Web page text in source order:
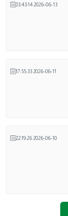
2026-06-13 03:43:14
2026-06-11 17:55:33
2026-06-10 22:19:26